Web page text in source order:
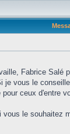
Fabrice
vous le
ceux
vous le souhaitez